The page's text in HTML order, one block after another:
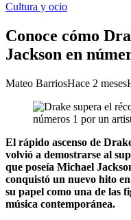
Cultura y ocio
Conoce cómo
Jackson en
Mateo BarriosHace 2 meses
El rápido ascenso de
volvió a demostrarse al
que poseía Michael
conquistó un nuevo hito
su papel como una de las
música contemporánea.